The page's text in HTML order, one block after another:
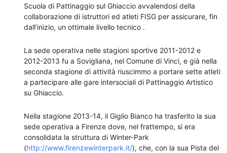
Scuola di Pattinaggio sul Ghiaccio avvalendosi della
collaborazione di istruttori ed atleti FISG per assicurare, fin
dall’inizio, un ottimale livello tecnico .
La sede operativa nelle stagioni sportive 2011-2012 e
2012-2013 fu a Sovigliana, nel Comune di Vinci, e già nella
seconda stagione di attività riuscimmo a portare sette atleti
a partecipare alle gare intersociali di Pattinaggio Artistico
su Ghiaccio.
Nella stagione 2013-14, il Giglio Bianco ha trasferito la sua
sede operativa a Firenze dove, nel frattempo, si era
consolidata la struttura di Winter-Park
(http://www.firenzewinterpark.it/), che, con la sua Pista del